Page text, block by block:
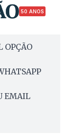
50 ANOS
OPÇÃO
EMAIL